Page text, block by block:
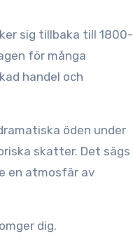
sig tillbaka till 1800-
för många
handel och
öden under
skatter. Det sägs
en atmosfär av
dig.